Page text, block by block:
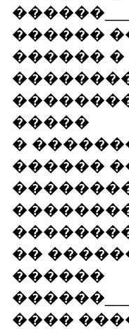
������
������ �
��������
�����
�
������
��
������
����